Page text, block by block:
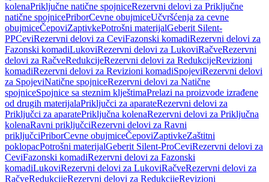
kolenaPriključne natične spojniceRezervni delovi za Priključne
natične spojnicePriborCevne obujmiceUčvršćenja za cevne
obujmiceČepoviZaptivkePotrošni materijalGeberit Silent-
PPCeviRezervni delovi za CeviFazonski komadiRezervni delovi za
Fazonski komadiLukoviRezervni delovi za LukoviRačveRezervni
delovi za RačveRedukcijeRezervni delovi za RedukcijeRevizioni
komadiRezervni delovi za Revizioni komadiSpojeviRezervni delovi
za SpojeviNatične spojniceRezervni delovi za Natične
spojniceSpojnice sa steznim klještimaPrelazi na proizvode izrađene
od drugih materijalaPriključci za aparateRezervni delovi za
Priključci za aparatePriključna kolenaRezervni delovi za Priključna
kolenaRavni priključciRezervni delovi za Ravni
priključciPriborCevne obujmiceČepoviZaptivkeZaštitni
poklopacPotrošni materijalGeberit Silent-ProCeviRezervni delovi za
CeviFazonski komadiRezervni delovi za Fazonski
komadiLukoviRezervni delovi za LukoviRačveRezervni delovi za
RačveRedukcijeRezervni delovi za RedukcijeRevizioni